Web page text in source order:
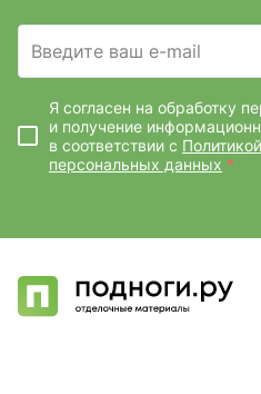
Введите ваш e-mail
Я согласен на обработку
и получение
в соответствии с
персональных данных *